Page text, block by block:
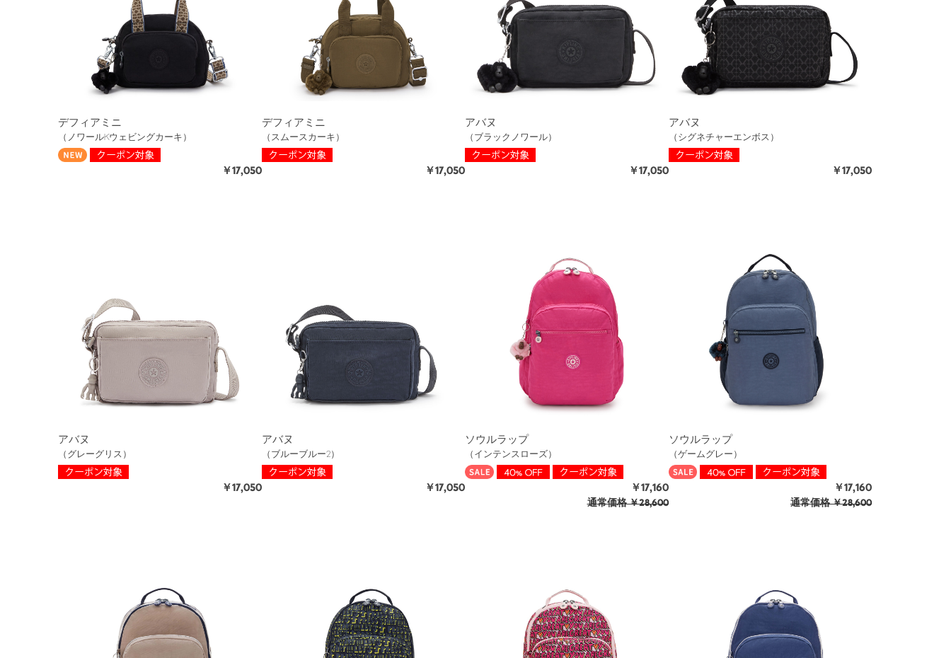
デフィアミニ
（ノワールKウェビングカーキ）
￥17,050
デフィアミニ
（スムースカーキ）
￥17,050
アバヌ
（ブラックノワール）
￥17,050
アバヌ
（シグネチャーエンボス）
￥17,050
アバヌ
（グレーグリス）
￥17,050
アバヌ
（ブルーブルー2）
￥17,050
ソウルラップ
（インテンスローズ）
￥17,160
通常価格￥28,600
ソウルラップ
（ゲームグレー）
￥17,160
通常価格￥28,600